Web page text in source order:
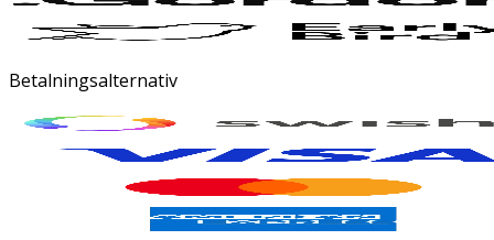
Betalningsalternativ